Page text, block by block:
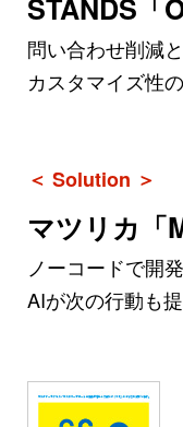
STANDS「
問い合わせ削減
カスタマイズ性
＜ Solution ＞
マツリカ「
ノーコードで開
AIが次の行動も